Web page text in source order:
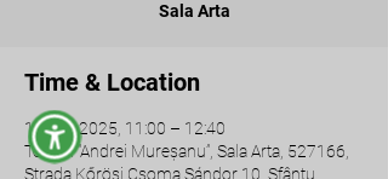
Sala Arta
Time & Location
14 Jan 2025, 11:00 – 12:40
Teatrul ”Andrei Mureșanu”, Sala Arta, 527166,
Strada Kőrösi Csoma Sándor 10, Sfântu